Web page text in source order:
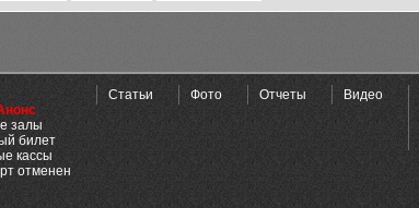
залы
билет
кассы
отменен
Статьи Фото Отчеты Видео